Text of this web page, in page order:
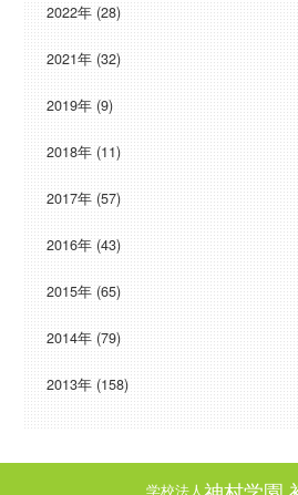
2022年 (28)
2021年 (32)
2019年 (9)
2018年 (11)
2017年 (57)
2016年 (43)
2015年 (65)
2014年 (79)
2013年 (158)
学校法人